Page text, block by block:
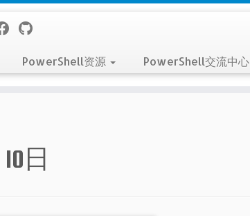
PowerShell资源 PowerShell交流中心
日